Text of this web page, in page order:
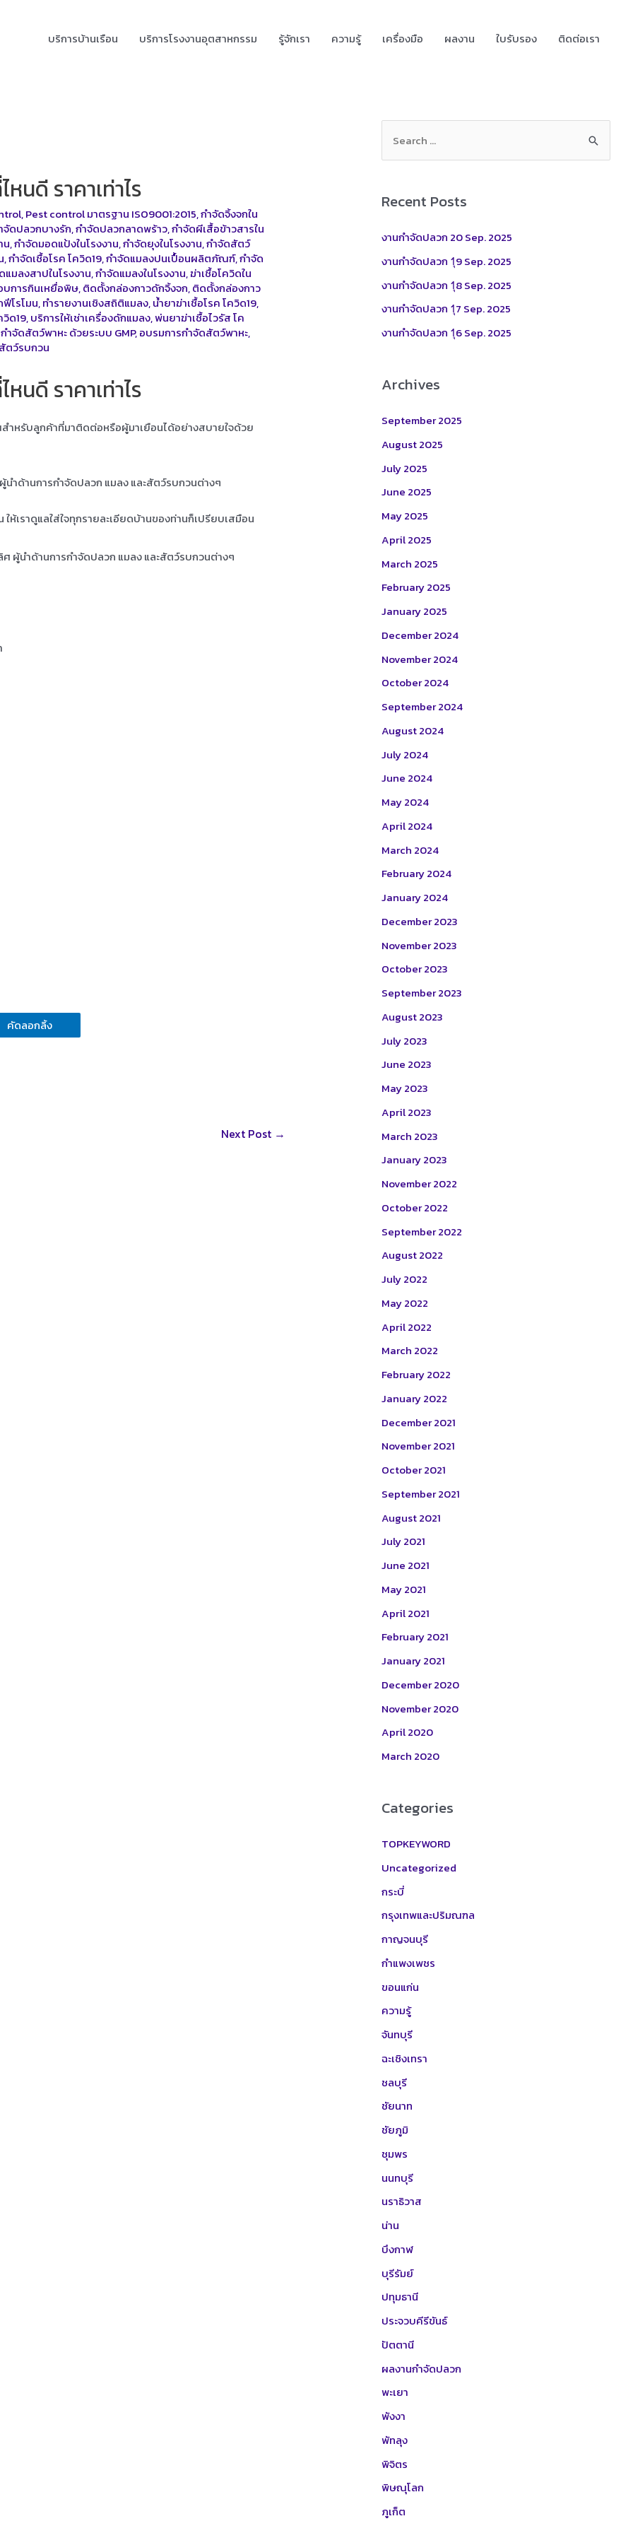
บริการบ้านเรือน บริการโรงงานอุตสาหกรรม รู้จักเรา ความรู้ เครื่องมือ ผลงาน ใบรับรอง ติดต่อเรา
นดี ราคาเท่าไร
,Pest control มาตรฐาน ISO9001:2015,กำจัดจิ้งจกใน
จัดปลวกบางรัก,กำจัดปลวกลาดพร้าว,กำจัดผีเสื้อข้าวสารใน
น,กำจัดมอดแป้งในโรงงาน,กำจัดยุงในโรงงาน,กำจัดสัตว์
,กำจัดเชื้อโรค โควิด19,กำจัดแมลงปนเปื้อนผลิตภัณฑ์,กำจัด
แมลงสาปในโรงงาน,กำจัดแมลงในโรงงาน,ฆ่าเชื้อโควิดใน
บการกินเหยื่อพิษ,ติดตั้งกล่องกาวดักจิ้งจก,ติดตั้งกล่องกาว
โรโมน,ทำรายงานเชิงสถิติแมลง,น้ำยาฆ่าเชื้อโรค โควิด19,
วิด19,บริการให้เช่าเครื่องดักแมลง,พ่นยาฆ่าเชื้อไวรัส โค
ำจัดสัตว์พาหะ ด้วยระบบ GMP,อบรมการกำจัดสัตว์พาหะ,
ตว์รบกวน
นดี ราคาเท่าไร
ำหรับลูกค้าที่มาติดต่อหรือผู้มาเยือนได้อย่างสบายใจด้วย
ผู้นำด้านการกำจัดปลวก แมลง และสัตว์รบกวนต่างๆ
เราดูแลใส่ใจทุกรายละเอียดบ้านของท่านก็เปรียบเสมือน
ศ ผู้นำด้านการกำจัดปลวก แมลง และสัตว์รบกวนต่างๆ
คัดลอกลิ้ง
Next Post →
r
h
f
Recent Posts
งานกำจัดปลวก 20 Sep. 2025
งานกำจัดปลวก 1ุ9 Sep. 2025
งานกำจัดปลวก 1ุ8 Sep. 2025
งานกำจัดปลวก 1ุ7 Sep. 2025
งานกำจัดปลวก 1ุ6 Sep. 2025
Archives
September 2025
August 2025
July 2025
June 2025
May 2025
April 2025
March 2025
February 2025
January 2025
December 2024
November 2024
October 2024
September 2024
August 2024
July 2024
June 2024
May 2024
April 2024
March 2024
February 2024
January 2024
December 2023
November 2023
October 2023
September 2023
August 2023
July 2023
June 2023
May 2023
April 2023
March 2023
January 2023
November 2022
October 2022
September 2022
August 2022
July 2022
May 2022
April 2022
March 2022
February 2022
January 2022
December 2021
November 2021
October 2021
September 2021
August 2021
July 2021
June 2021
May 2021
April 2021
February 2021
January 2021
December 2020
November 2020
April 2020
March 2020
Categories
TOPKEYWORD
Uncategorized
กระบี่
กรุงเทพและปริมณฑล
กาญจนบุรี
กำแพงเพชร
ขอนแก่น
ความรู้
จันทบุรี
ฉะเชิงเทรา
ชลบุรี
ชัยนาท
ชัยภูมิ
ชุมพร
นนทบุรี
นราธิวาส
น่าน
บึงกาฬ
บุรีรัมย์
ปทุมธานี
ประจวบคีรีขันธ์
ปัตตานี
ผลงานกำจัดปลวก
พะเยา
พังงา
พัทลุง
พิจิตร
พิษณุโลก
ภูเก็ต